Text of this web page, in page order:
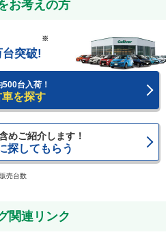
お考えの方
台突破!
※
台入荷！
を探す
めご紹介します！
探してもらう
売台数
関連リンク